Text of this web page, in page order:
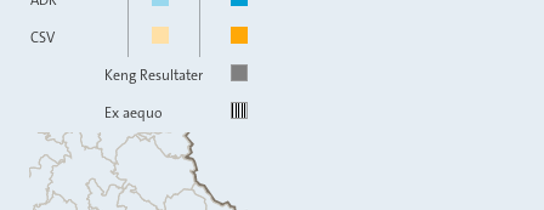
CSV
Keng Resultater
Ex aequo